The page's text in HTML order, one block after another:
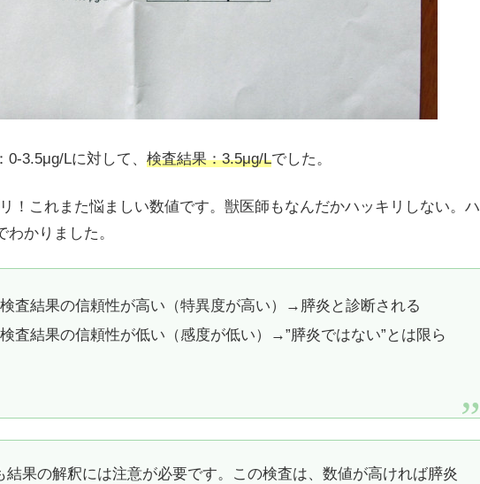
3.5μg/Lに対して、 検査結果：3.5μg/Lでした。
！これまた悩ましい数値です。獣医師もなんだかハッキリしない。ハ
かりました。
結果の信頼性が高い（特異度が高い）→膵炎と診断される
結果の信頼性が低い（感度が低い）→”膵炎ではない”とは限ら
結果の解釈には注意が必要です。この検査は、数値が高ければ膵炎